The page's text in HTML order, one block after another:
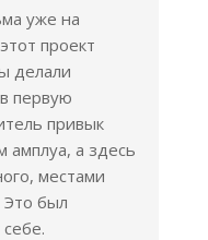
уже на
проект
делали
первую
привык
амплуа, а здесь
местами
Это был